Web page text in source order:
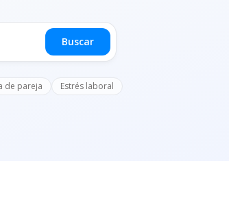
Buscar
de pareja Estrés laboral